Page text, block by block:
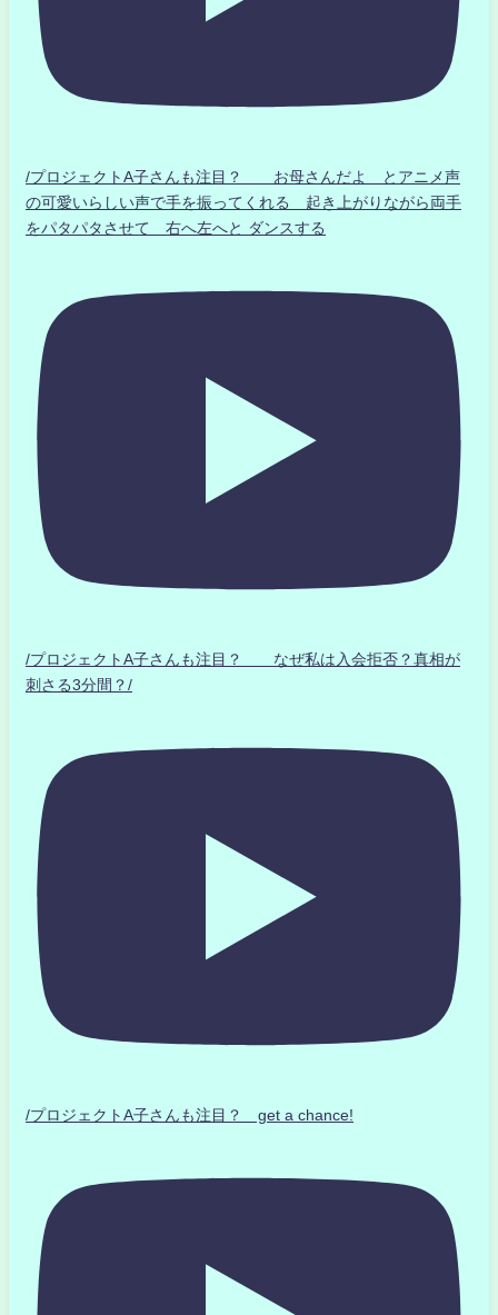
/プロジェクトA子さんも注目？ お母さんだよ とアニメ声
の可愛いらしい声で手を振ってくれる 起き上がりながら両手
をパタパタさせて 右へ左へと ダンスする
/プロジェクトA子さんも注目？ なぜ私は入会拒否？真相が
刺さる3分間？/
/プロジェクトA子さんも注目？ get a chance!